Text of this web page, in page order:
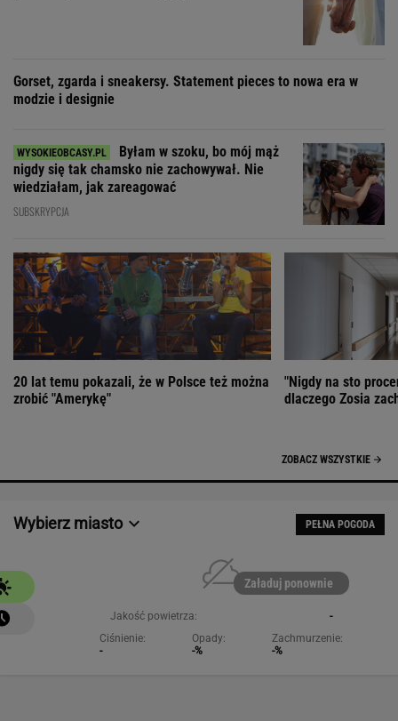
Gorset, zgarda i sneakersy. Statement pieces to nowa era w
modzie i designie
Byłam w szoku, bo mój mąż
nigdy się tak chamsko nie zachowywał. Nie
wiedziałam, jak zareagować
SUBSKRYPCJA
20 lat temu pokazali, że w Polsce też można
zrobić "Amerykę"
"Nigdy na sto
dlaczego Zosia
ZOBACZ WSZYSTKIE
Wybierz miasto PEŁNA POGODA
Załaduj ponownie
Jakość powietrza:
-
Ciśnienie:
-
Opady:
-%
Zachmurzenie:
-%